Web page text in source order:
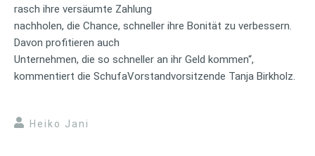
rasch ihre versäumte Zahlung
nachholen, die Chance, schneller ihre Bonität zu verbessern.
Davon profitieren auch
Unternehmen, die so schneller an ihr Geld kommen“,
kommentiert die SchufaVorstandvorsitzende Tanja Birkholz.
Heiko Jani